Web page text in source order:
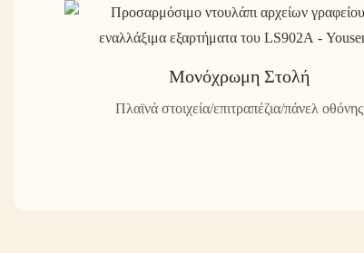
Μονόχρωμη Στολή
Πλαϊνά στοιχεία/επιτραπέζια/πάνελ οθόνης